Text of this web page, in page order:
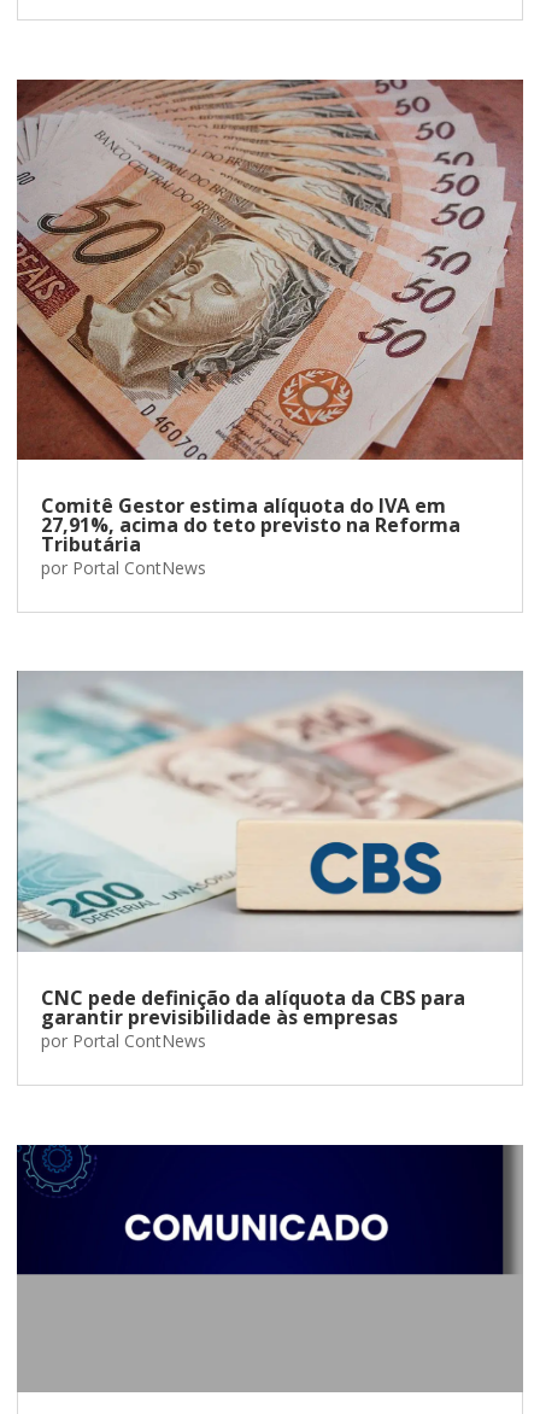
Comitê Gestor estima alíquota do IVA em
27,91%, acima do teto previsto na Reforma
Tributária
por Portal ContNews
CNC pede definição da alíquota da CBS para
garantir previsibilidade às empresas
por Portal ContNews